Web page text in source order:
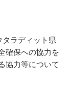
ラディット県
確保への協力を
協力等について